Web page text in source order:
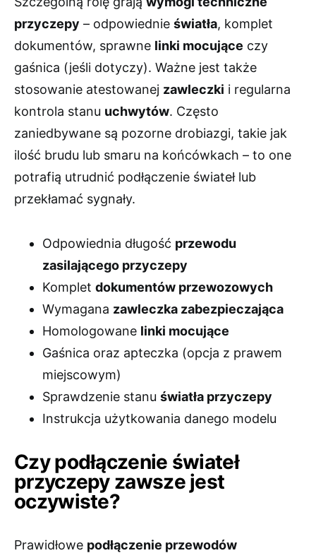
przyczepy – odpowiednie światła, komplet
dokumentów, sprawne linki mocujące czy
gaśnica (jeśli dotyczy). Ważne jest także
stosowanie atestowanej zawleczki i regularna
kontrola stanu uchwytów. Często
zaniedbywane są pozorne drobiazgi, takie jak
ilość brudu lub smaru na końcówkach – to one
potrafią utrudnić podłączenie świateł lub
przekłamać sygnały.
Odpowiednia długość przewodu
zasilającego przyczepy
Komplet dokumentów przewozowych
Wymagana zawleczka zabezpieczająca
Homologowane linki mocujące
Gaśnica oraz apteczka (opcja z prawem
miejscowym)
Sprawdzenie stanu światła przyczepy
Instrukcja użytkowania danego modelu
Czy podłączenie świateł
przyczepy zawsze jest
oczywiste?
Prawidłowe podłączenie przewodów